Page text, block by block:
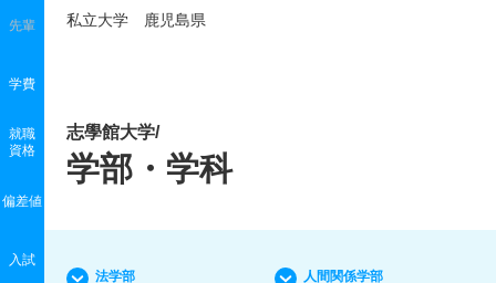
私立大学 鹿児島県
先輩
学費
就職
資格
偏差値
入試
志學館大学/
学部・学科
法学部 人間関係学部